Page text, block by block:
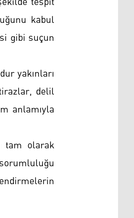
kabul
gibi suçun
yakınları
delil
anlamıyla
tam olarak